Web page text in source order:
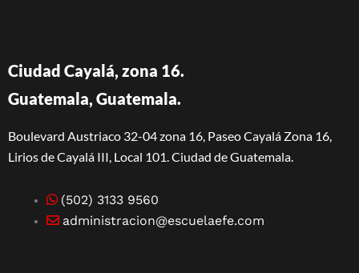
Ciudad Cayalá, zona 16.
Guatemala, Guatemala.
Boulevard Austriaco 32-04 zona 16, Paseo Cayalá Zona 16,
Lirios de Cayalá III, Local 101. Ciudad de Guatemala.
(502) 3133 9560
administracion@escuelaefe.com